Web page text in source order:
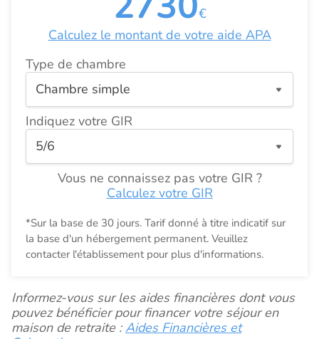
€
Calculez le montant de votre aide APA
Type de chambre
Indiquez votre GIR
Vous ne connaissez pas votre GIR ?
Calculez votre GIR
*Sur la base de 30 jours. Tarif donné à titre indicatif sur
la base d'un hébergement permanent. Veuillez
contacter l'établissement pour plus d'informations.
Informez-vous sur les aides financières dont vous
pouvez bénéficier pour financer votre séjour en
maison de retraite :Aides Financières et